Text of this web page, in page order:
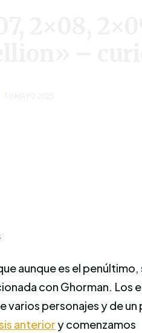
aunque es el
con Ghorman. Los
varios personajes y de
anteriory comenzamos